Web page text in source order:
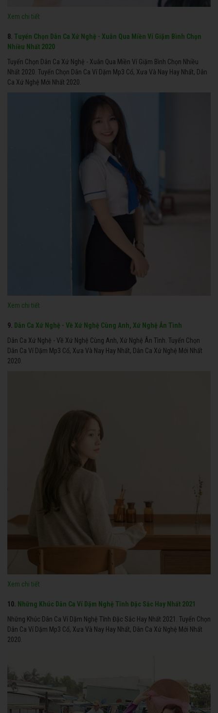
Xem chi tiết
8. Tuyển Chọn Dân Ca Xứ Nghệ - Xuân Qua Miền Ví Giặm Bình Chọn
Nhiều Nhất 2020
Tuyển Chọn Dân Ca Xứ Nghệ - Xuân Qua Miền Ví Giặm Bình Chọn Nhiều
Nhất 2020. Tuyển Chọn Dân Ca Ví Dặm Mp3 Cổ, Xưa Và Nay Hay Nhất, Dân
Ca Xứ Nghệ Mới Nhất 2020.
Xem chi tiết
9.
Dân Ca Xứ Nghệ - Về Xứ Nghệ Cùng Anh, Xứ Nghệ Ân Tình
Dân Ca Xứ Nghệ - Về Xứ Nghệ Cùng Anh, Xứ Nghệ Ân Tình. Tuyển Chọn
Dân Ca Ví Dặm Mp3 Cổ, Xưa Và Nay Hay Nhất, Dân Ca Xứ Nghệ Mới Nhất
2020.
Xem chi tiết
10.
Những Khúc Dân Ca Ví Dặm Nghệ Tĩnh Đặc Sắc Hay Nhất 2021
Những Khúc Dân Ca Ví Dặm Nghệ Tĩnh Đặc Sắc Hay Nhất 2021. Tuyển Chọn
Dân Ca Ví Dặm Mp3 Cổ, Xưa Và Nay Hay Nhất, Dân Ca Xứ Nghệ Mới Nhất
2020.